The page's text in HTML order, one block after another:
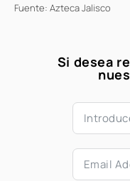
Fuente: Azteca Jalisco
Si desea